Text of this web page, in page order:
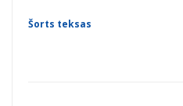
Šorts teksas